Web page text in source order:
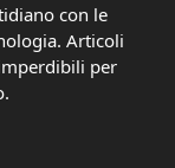
con le
Articoli
per